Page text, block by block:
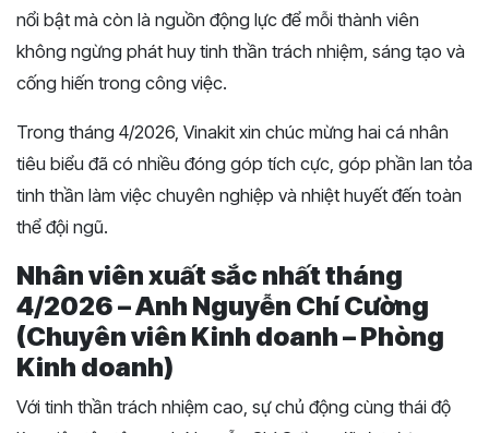
nổi bật mà còn là nguồn động lực để mỗi thành viên
không ngừng phát huy tinh thần trách nhiệm, sáng tạo và
cống hiến trong công việc.
Trong tháng 4/2026, Vinakit xin chúc mừng hai cá nhân
tiêu biểu đã có nhiều đóng góp tích cực, góp phần lan tỏa
tinh thần làm việc chuyên nghiệp và nhiệt huyết đến toàn
thể đội ngũ.
Nhân viên xuất sắc nhất tháng
4/2026 – Anh Nguyễn Chí Cường
(Chuyên viên Kinh doanh – Phòng
Kinh doanh)
Với tinh thần trách nhiệm cao, sự chủ động cùng thái độ